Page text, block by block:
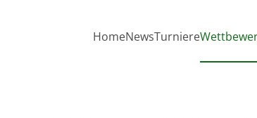
Zum Hauptinhalt springen
HomeNewsTurniere